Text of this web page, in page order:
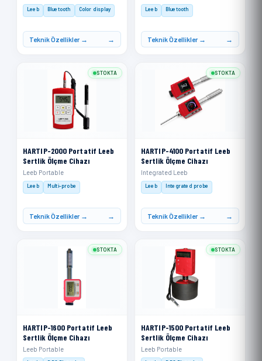
Leeb Bluetooth Color display
Teknik Özellikler →
Leeb Bluetooth
Teknik Özellikler →
HARTIP-2000 Portatif Leeb
Sertlik Ölçme Cihazı
Leeb Portable
Leeb Multi-probe
Teknik Özellikler →
STOKTA
HARTIP-4100 Portatif Leeb
Sertlik Ölçme Cihazı
Integrated Leeb
Leeb Integrated probe
Teknik Özellikler →
STOKTA
HARTIP-1600 Portatif Leeb
Sertlik Ölçme Cihazı
Leeb Portable
STOKTA
HARTIP-1500 Portatif Leeb
Sertlik Ölçme Cihazı
Leeb Portable
STOKTA